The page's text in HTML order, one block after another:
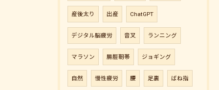
産後太り 出産 ChatGPT
デジタル脳疲労 音叉 ランニング
マラソン 腸脛靭帯 ジョギング
自然 慢性疲労 腰 足裏 ばね指